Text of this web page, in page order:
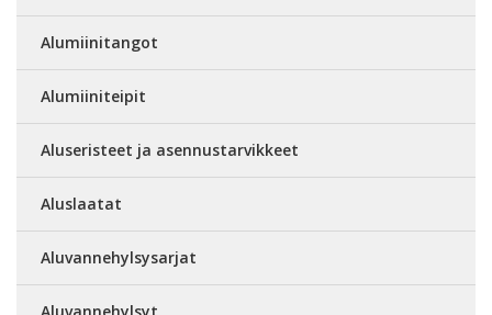
Alumiinitangot
Alumiiniteipit
Aluseristeet ja asennustarvikkeet
Aluslaatat
Aluvannehylsysarjat